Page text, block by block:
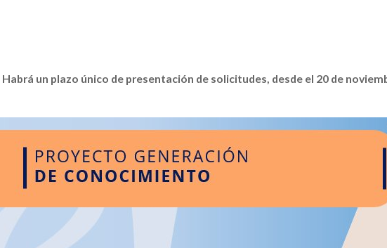
Habrá un plazo único de presentación de solicitudes, desde el 20 de